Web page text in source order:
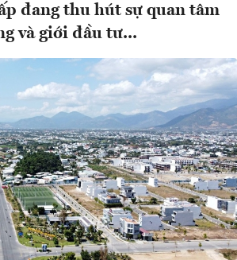
đang thu hút sự quan tâm
và giới đầu tư...